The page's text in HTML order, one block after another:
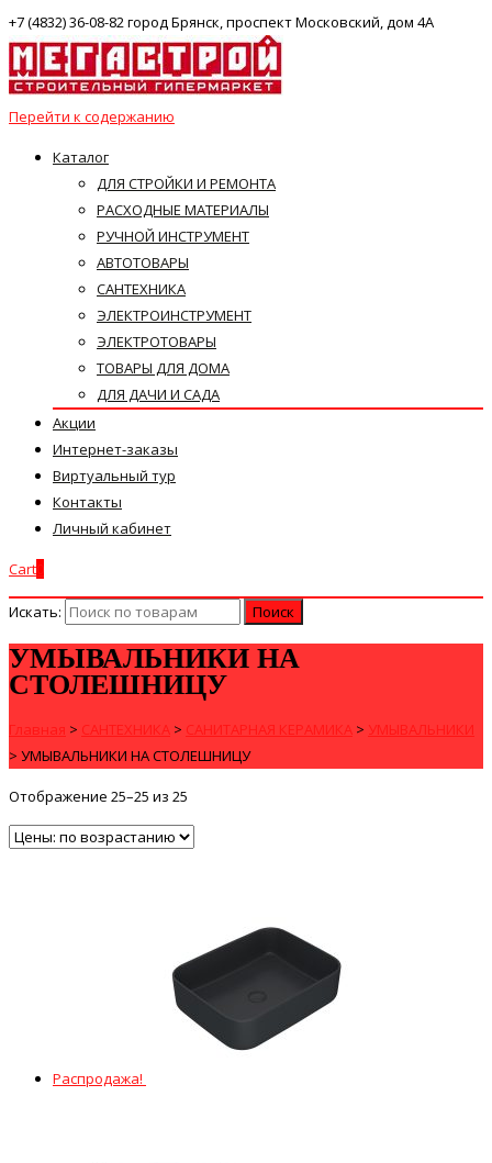
+7 (4832) 36-08-82 город Брянск, проспект Московский, дом 4А
Перейти к содержанию
Каталог
ДЛЯ СТРОЙКИ И РЕМОНТА
РАСХОДНЫЕ МАТЕРИАЛЫ
РУЧНОЙ ИНСТРУМЕНТ
АВТОТОВАРЫ
САНТЕХНИКА
ЭЛЕКТРОИНСТРУМЕНТ
ЭЛЕКТРОТОВАРЫ
ТОВАРЫ ДЛЯ ДОМА
ДЛЯ ДАЧИ И САДА
Акции
Интернет-заказы
Виртуальный тур
Контакты
Личный кабинет
Cart
Искать:
УМЫВАЛЬНИКИ НА
СТОЛЕШНИЦУ
Главная > САНТЕХНИКА > САНИТАРНАЯ КЕРАМИКА > УМЫВАЛЬНИКИ
> УМЫВАЛЬНИКИ НА СТОЛЕШНИЦУ
Отображение 25–25 из 25
Распродажа!